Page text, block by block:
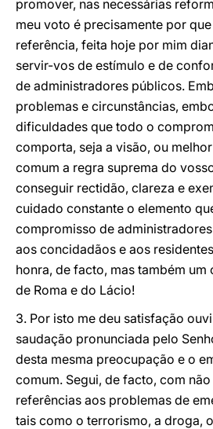
promover, nas necessárias
meu voto é precisamente por
referência, feita hoje por mim
servir-vos de estímulo e de
de administradores públicos.
problemas e circunstâncias,
dificuldades que todo o
comporta, seja a visão, ou
comum a regra suprema do
conseguir rectidão, clareza e
cuidado constante o elemento
compromisso de
aos concidadãos e aos
honra, de facto, mas também um
de Roma e do Lácio!
3. Por isto me deu satisfação
saudação pronunciada pelo
desta mesma preocupação e o
comum. Segui, de facto, com
referências aos problemas de
tais como o terrorismo, a droga,